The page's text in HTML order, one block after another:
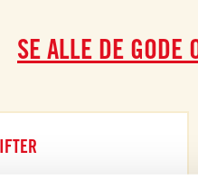
SE ALLE DE GODE